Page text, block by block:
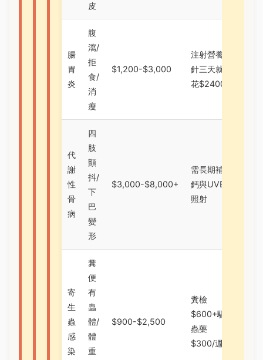
皮
腸
胃
炎
腹
瀉/
拒
食/
消
瘦
$1,200-$3,000
注射營養
針三天就
花$2400
代
謝
性
骨
病
四
肢
顫
抖/
下
巴
變
形
$3,000-$8,000+
需長期補
鈣與UVB
照射
寄
生
蟲
感
染
糞
便
有
蟲
體/
體
重
$900-$2,500
糞檢
$600+驅
蟲藥
$300/週